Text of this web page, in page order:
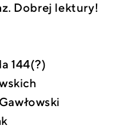
Dobrej lektury!
144(?)